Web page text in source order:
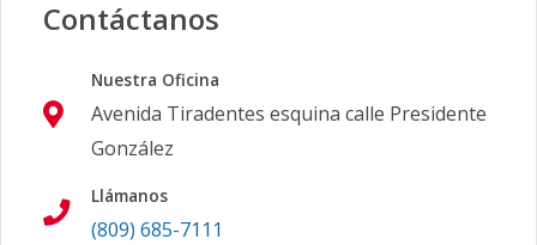
Contáctanos
Nuestra Oficina
Avenida Tiradentes esquina calle Presidente
González
Llámanos
(809) 685-7111